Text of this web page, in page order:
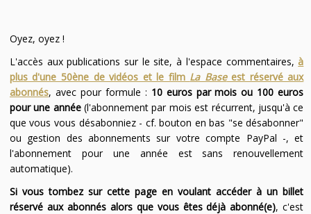
Oyez, oyez !
L'accès aux publications sur le site, à l'espace commentaires,à
plus d'une 50ène de vidéos et le film La Baseest réservé aux
abonnés, avec pour formule : 10 euros par mois ou 100 euros
pour une année(l'abonnement par mois est récurrent, jusqu'à ce
que vous vous désabonniez - cf. bouton en bas "se désabonner"
ou gestion des abonnements sur votre compte PayPal -, et
l'abonnement pour une année est sans renouvellement
automatique).
Si vous tombez sur cette page en voulant accéder à un billet
réservé aux abonnés alors que vous êtes déjà abonné(e), c'est